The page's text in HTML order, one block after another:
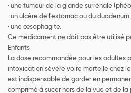
· une tumeur de la glande surrénale
· un ulcère de l'estomac ou du duodenum,
· une œsophagite.
Ce médicament ne doit pas être utilisé
Enfants
La dose recommandée pour les adultes
intoxication sévère voire mortelle chez
est indispensable de garder en
comprimé à sucer hors de la vue et de